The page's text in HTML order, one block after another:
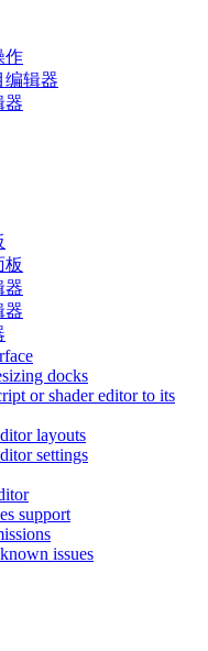
作
编辑器
器
板
器
器
docks
or shader editor to its
layouts
settings
support
issues